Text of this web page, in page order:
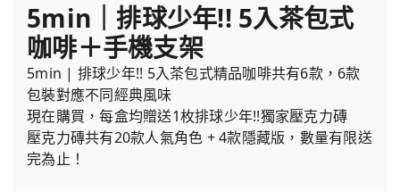
5min｜排球少年!! 5入茶包式
咖啡＋手機支架
5min | 排球少年!! 5入茶包式精品咖啡共有6款，6款
包裝對應不同經典風味
現在購買，每盒均贈送1枚排球少年!!獨家壓克力磚
壓克力磚共有20款人氣角色 + 4款隱藏版，數量有限送
完為止！